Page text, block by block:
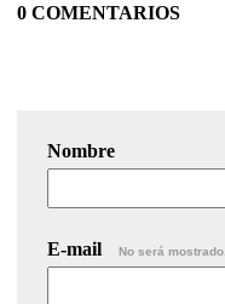
0 COMENTARIOS
Nombre
E-mail No será mostrado.